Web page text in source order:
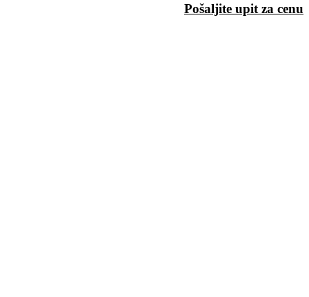
Pošaljite upit za cenu